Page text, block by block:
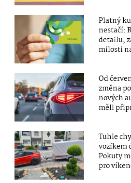
Platný
nestačí:
detailu,
milosti
Od
změna
nových
měli
Tuhle
vozíkem
Pokuty
pro